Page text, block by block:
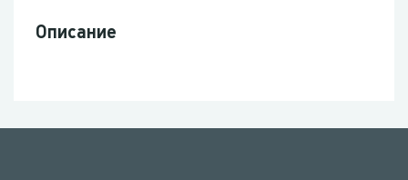
Описание